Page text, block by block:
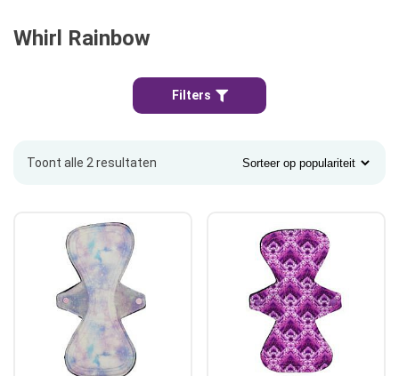
Koopjes
Whirl Rainbow
Filters
Toont alle 2 resultaten